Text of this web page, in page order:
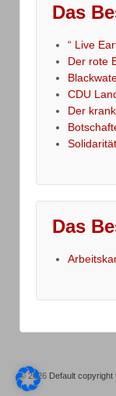
Das
“ Live
Der rote
CDU
Der
Das
© 2026 Default copyright